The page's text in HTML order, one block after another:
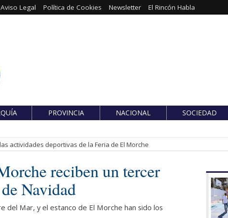
Aviso Legal Política de Cookies Newsletter El Rincón Habla
PROVINCIA NACIONAL SOCIEDAD
actividades deportivas de la Feria de El Morche
reciben un tercer
Navidad
del Mar, y el estanco de El Morche han sido los